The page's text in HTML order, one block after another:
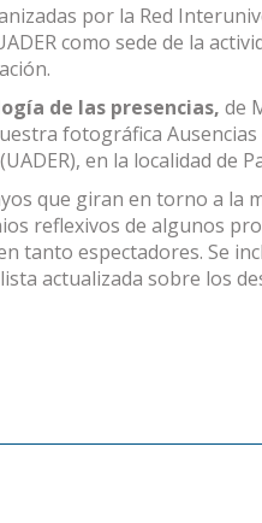
por la Red
como sede de la
de las presencias, de
fotográfica
en la localidad de
que giran en torno a la
reflexivos de algunos
tanto espectadores. Se
actualizada sobre los